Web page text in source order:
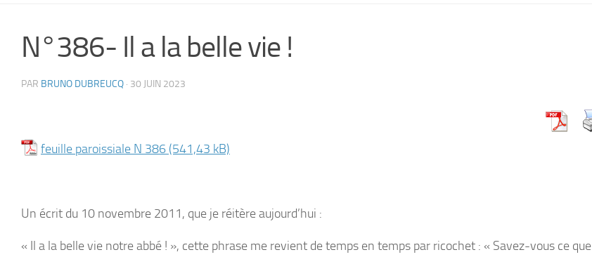
N°386- Il a la belle vie !
PAR BRUNO DUBREUCQ · 30 JUIN 2023
feuille paroissiale N 386
Un écrit du 10 novembre 2011, que je réitère aujourd’hui :
« Il a la belle vie notre abbé ! », cette phrase me revient de temps en temps par ricochet : « Savez-vous ce que